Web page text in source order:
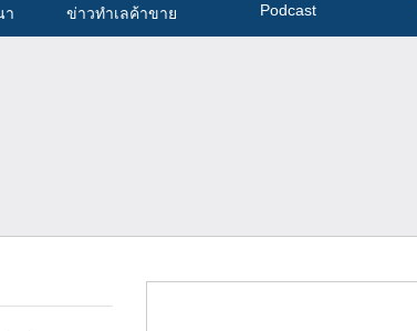
า ข่าวทำเลค้าขาย Podcast